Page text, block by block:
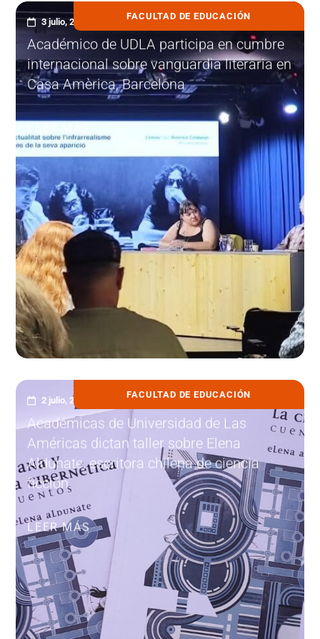
FACULTAD DE EDUCACIÓN
3 julio, 2026
Académico de UDLA participa en cumbre
internacional sobre vanguardia literaria en
Casa Amèrica, Barcelona
LEER MÁS
FACULTAD DE EDUCACIÓN
2 julio, 2026
Académicas de Universidad de Las
Américas dictan taller sobre Elena
Aldunate, escritora chilena de ciencia
ficción
LEER MÁS